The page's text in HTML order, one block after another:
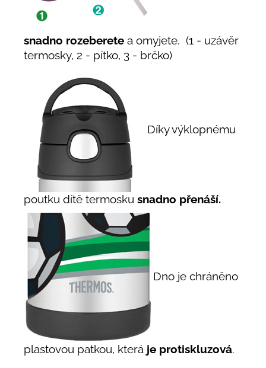
snadno rozeberete a omyjete. (1 - uzávěr
termosky, 2 - pítko, 3 - brčko)
Díky výklopnému
poutku dítě termosku snadno přenáší.
Dno je chráněno
plastovou patkou, která je protiskluzová.